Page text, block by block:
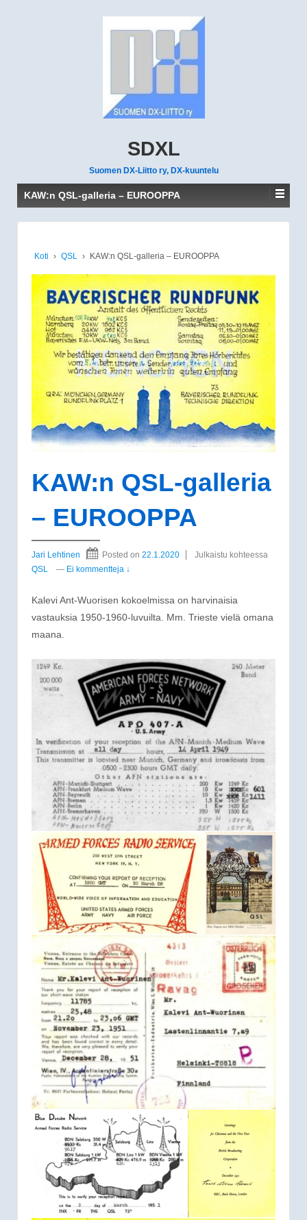
SDXL
Suomen DX-Liitto ry, DX-kuuntelu
KAW:n QSL-galleria – EUROOPPA
Koti › QSL › KAW:n QSL-galleria – EUROOPPA
KAW:n QSL-galleria
– EUROOPPA
Jari Lehtinen Posted on 22.1.2020
Julkaistu kohteessa
QSL
— Ei kommentteja ↓
Kalevi Ant-Wuorisen kokoelmissa on harvinaisia
vastauksia 1950-1960-luvuilta. Mm. Trieste vielä omana
maana.